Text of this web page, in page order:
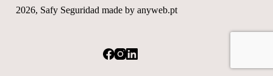
2026, Safy Seguridad made by anyweb.pt